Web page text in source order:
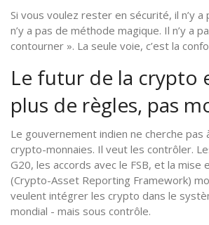
Si vous voulez rester en sécurité, il n’y a
n’y a pas de méthode magique. Il n’y a
contourner ». La seule voie, c’est la
Le futur de la crypto
plus de règles, pas
Le gouvernement indien ne cherche pas
crypto-monnaies. Il veut les contrôler.
G20, les accords avec le FSB, et la mise
(Crypto-Asset Reporting Framework)
veulent intégrer les crypto dans le
mondial - mais sous contrôle.